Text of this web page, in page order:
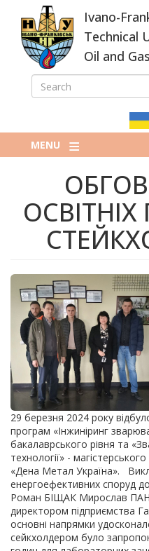
main
content
Ivano-
Technical
Oil and Gas
SEARCH
MENU
29 березня 2024 року
програм «Інжиніринг
бакалаврського рівня та
технології» -
«Дена Метал Україна».
енергоефективних споруд
Роман БІЩАК Мирослав
директором підприємства
основні напрямки
сейкхолдером було